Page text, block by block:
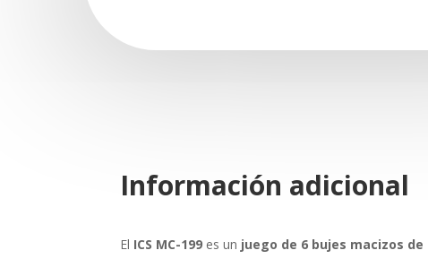
Información adicional
El ICS MC-199 es un juego de 6 bujes macizos de